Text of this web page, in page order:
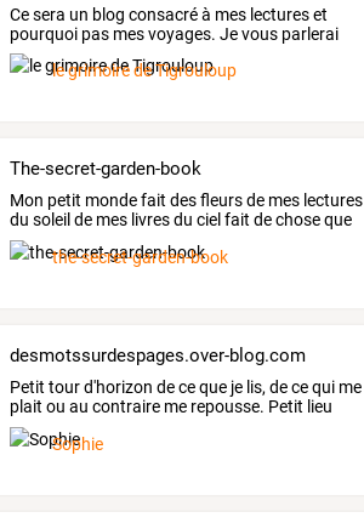
Cesera un blog consacréà mes lectureset
pourquoi pas mesvoyages. Jevous parlerai
également
le grimoire de Tigrouloup
The-secret-garden-book
Mon petit mondefait desfleursde mes lectures
du soleil de mes livresdu ciel fait dechoseque
j'aime
the-secret-garden-book
desmotssurdespages.over-blog.com
Petit tourd'horizon deceque je lis,decequi me
plait ou au contraire me repousse. Petit lieu
d'échange
Sophie